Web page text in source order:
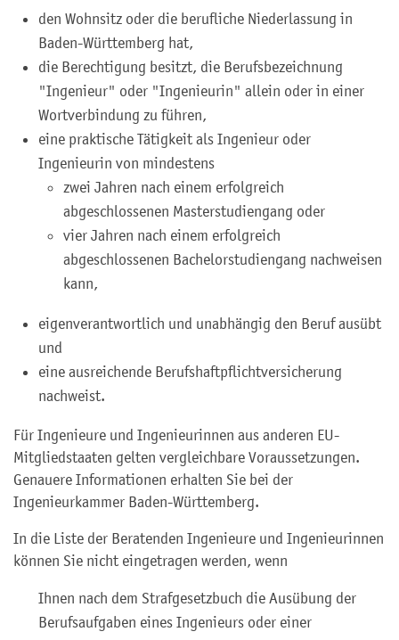
den Wohnsitz oder die berufliche Niederlassung in
Baden-Württemberg hat,
die Berechtigung besitzt, die Berufsbezeichnung
"Ingenieur" oder "Ingenieurin" allein oder in einer
Wortverbindung zu führen,
eine praktische Tätigkeit als Ingenieur oder
Ingenieurin von mindestens
zwei Jahren nach einem erfolgreich
abgeschlossenen Masterstudiengang oder
vier Jahren nach einem erfolgreich
abgeschlossenen Bachelorstudiengang nachweisen
kann,
eigenverantwortlich und unabhängig den Beruf ausübt
und
eine ausreichende Berufshaftpflichtversicherung
nachweist.
Für Ingenieure und Ingenieurinnen aus anderen EU-
Mitgliedstaaten gelten vergleichbare Voraussetzungen.
Genauere Informationen erhalten Sie bei der
Ingenieurkammer Baden-Württemberg.
In die Liste der Beratenden Ingenieure und Ingenieurinnen
können Sie nicht eingetragen werden, wenn
Ihnen nach dem Strafgesetzbuch die Ausübung der
Berufsaufgaben eines Ingenieurs oder einer